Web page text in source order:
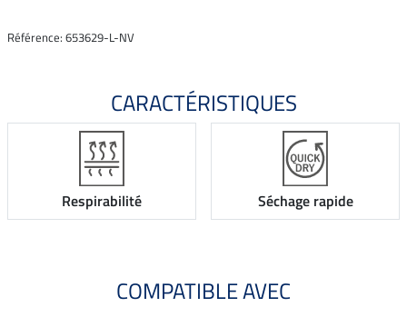
Référence: 653629-L-NV
CARACTÉRISTIQUES
Respirabilité Séchage rapide
COMPATIBLE AVEC